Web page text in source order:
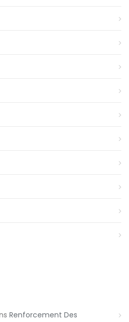
Renforcement Des